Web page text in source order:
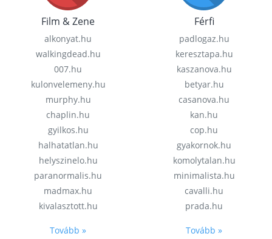
Film & Zene
alkonyat.hu
walkingdead.hu
007.hu
kulonvelemeny.hu
murphy.hu
chaplin.hu
gyilkos.hu
halhatatlan.hu
helyszinelo.hu
paranormalis.hu
madmax.hu
kivalasztott.hu
Tovább »
Férfi
padlogaz.hu
keresztapa.hu
kaszanova.hu
betyar.hu
casanova.hu
kan.hu
cop.hu
gyakornok.hu
komolytalan.hu
minimalista.hu
cavalli.hu
prada.hu
Tovább »